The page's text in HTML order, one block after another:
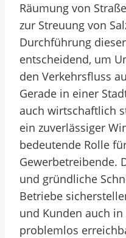
Räumung von
zur Streuung von
Durchführung
entscheidend, um
den Verkehrsfluss
Gerade in einer
auch wirtschaftlich
ein zuverlässiger
bedeutende Rolle
Gewerbetreibende.
und gründliche
Betriebe
und Kunden auch
problemlos